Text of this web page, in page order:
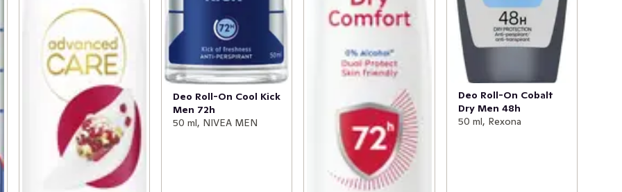
Deo Roll-On Cool Kick
Men 72h
50 ml, NIVEA MEN
Deo Roll-On Cobalt
Dry Men 48h
50 ml, Rexona